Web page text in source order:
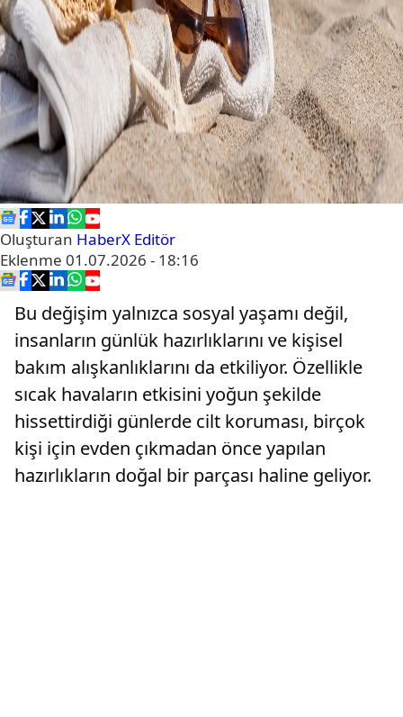
Oluşturan HaberX Editör
Eklenme 01.07.2026 - 18:16
Bu değişim yalnızca sosyal yaşamı değil,
insanların günlük hazırlıklarını ve kişisel
bakım alışkanlıklarını da etkiliyor. Özellikle
sıcak havaların etkisini yoğun şekilde
hissettirdiği günlerde cilt koruması, birçok
kişi için evden çıkmadan önce yapılan
hazırlıkların doğal bir parçası haline geliyor.